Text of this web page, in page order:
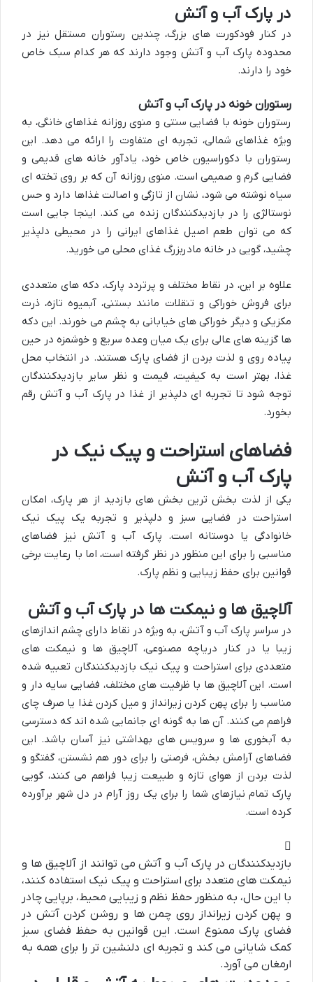
در پارک آب و آتش
در کنار فودکورت های بزرگ، چندین رستوران مستقل نیز در
محدوده پارک آب و آتش وجود دارند که هر کدام سبک خاص
خود را دارند.
رستوران خونه در پارک آب و آتش
رستوران خونه با فضایی سنتی و منوی روزانه غذاهای خانگی، به
ویژه غذاهای شمالی، تجربه ای متفاوت را ارائه می دهد. این
رستوران با دکوراسیون خاص خود، یادآور خانه های قدیمی و
فضایی گرم و صمیمی است. منوی روزانه آن که بر روی تخته ای
سیاه نوشته می شود، نشان از تازگی و اصالت غذاها دارد و حس
نوستالژی را در بازدیدکنندگان زنده می کند. اینجا جایی است
که می توان طعم اصیل غذاهای ایرانی را در محیطی دلپذیر
چشید، گویی در خانه مادربزرگ غذای محلی می خورید.
علاوه بر این، در نقاط مختلف و پرتردد پارک، دکه های متعددی
برای فروش خوراکی و تنقلات مانند بستنی، آبمیوه تازه، ذرت
مکزیکی و دیگر خوراکی های خیابانی به چشم می خورند. این دکه
ها گزینه های عالی برای یک میان وعده سریع و خوشمزه در حین
پیاده روی و لذت بردن از فضای پارک هستند. در انتخاب محل
غذا، بهتر است به کیفیت، قیمت و نظر سایر بازدیدکنندگان
توجه شود تا تجربه ای دلپذیر از غذا در پارک آب و آتش رقم
بخورد.
فضاهای استراحت و پیک نیک در
پارک آب و آتش
یکی از لذت بخش ترین بخش های بازدید از هر پارک، امکان
استراحت در فضایی سبز و دلپذیر و تجربه یک پیک نیک
خانوادگی یا دوستانه است. پارک آب و آتش نیز فضاهای
مناسبی را برای این منظور در نظر گرفته است، اما با رعایت برخی
قوانین برای حفظ زیبایی و نظم پارک.
آلاچیق ها و نیمکت ها در پارک آب و آتش
در سراسر پارک آب و آتش، به ویژه در نقاط دارای چشم اندازهای
زیبا یا در کنار دریاچه مصنوعی، آلاچیق ها و نیمکت های
متعددی برای استراحت و پیک نیک بازدیدکنندگان تعبیه شده
است. این آلاچیق ها با ظرفیت های مختلف، فضایی سایه دار و
مناسب را برای پهن کردن زیرانداز و میل کردن غذا یا صرف چای
فراهم می کنند. آن ها به گونه ای جانمایی شده اند که دسترسی
به آبخوری ها و سرویس های بهداشتی نیز آسان باشد. این
فضاهای آرامش بخش، فرصتی را برای دور هم نشستن، گفتگو و
لذت بردن از هوای تازه و طبیعت زیبا فراهم می کنند، گویی
پارک تمام نیازهای شما را برای یک روز آرام در دل شهر برآورده
کرده است.
بازدیدکنندگان در پارک آب و آتش می توانند از آلاچیق ها و
نیمکت های متعدد برای استراحت و پیک نیک استفاده کنند،
با این حال، به منظور حفظ نظم و زیبایی محیط، برپایی چادر
و پهن کردن زیرانداز روی چمن ها و روشن کردن آتش در
فضای پارک ممنوع است. این قوانین به حفظ فضای سبز
کمک شایانی می کند و تجربه ای دلنشین تر را برای همه به
ارمغان می آورد.